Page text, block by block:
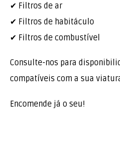
✔ Filtros de ar
✔ Filtros de habitáculo
✔ Filtros de combustível
Consulte-nos para
compatíveis com a sua
Encomende já o seu!